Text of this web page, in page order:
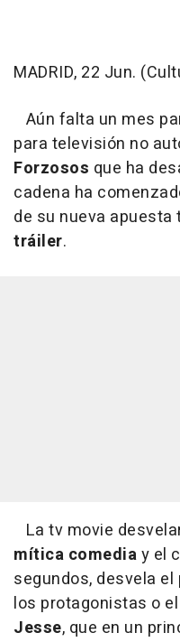
MADRID, 22 Jun.
Aún falta un mes
para televisión no
Forzosos que ha
cadena ha
de su nueva apuesta
tráiler.
La tv movie
mítica comediay el
segundos, desvela
los protagonistas o
Jesse, que en un